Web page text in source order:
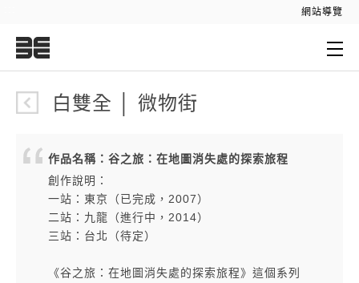
網站導覽
白雙全 │ 微物街
作品名稱：谷之旅：在地圖消失處的探索旅程
創作說明：
一站：東京（已完成，2007）
二站：九龍（進行中，2014）
三站：台北（待定）
《谷之旅：在地圖消失處的探索旅程》這個系列